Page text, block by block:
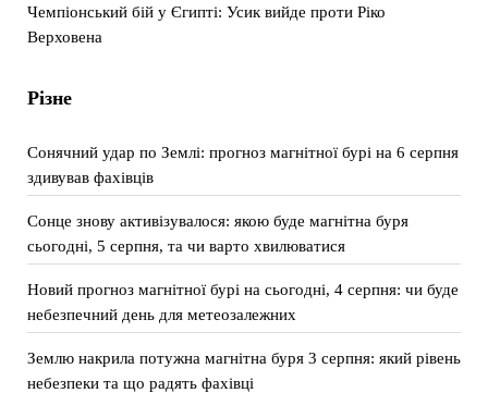
Чемпіонський бій у Єгипті: Усик вийде проти Ріко
Верховена
Різне
Сонячний удар по Землі: прогноз магнітної бурі на 6 серпня
здивував фахівців
Сонце знову активізувалося: якою буде магнітна буря
сьогодні, 5 серпня, та чи варто хвилюватися
Новий прогноз магнітної бурі на сьогодні, 4 серпня: чи буде
небезпечний день для метеозалежних
Землю накрила потужна магнітна буря 3 серпня: який рівень
небезпеки та що радять фахівці